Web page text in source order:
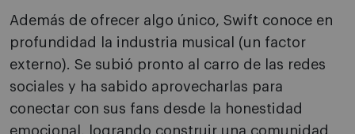
Además de ofrecer algo único, Swift conoce en
profundidad la industria musical (un factor
externo). Se subió pronto al carro de las redes
sociales y ha sabido aprovecharlas para
conectar con sus fans desde la honestidad
emocional, logrando construir una comunidad